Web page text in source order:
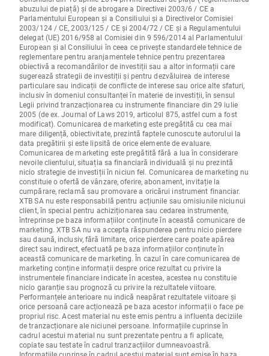
abuzului de piață) și de abrogare a Directivei 2003/6 / CE a
Parlamentului European și a Consiliului și a Directivelor Comisiei
2003/124 / CE, 2003/125 / CE și 2004/72 / CE și a Regulamentului
delegat (UE) 2016/958 al Comisiei din 9 596/2014 al Parlamentului
European și al Consiliului în ceea ce privește standardele tehnice de
reglementare pentru aranjamentele tehnice pentru prezentarea
obiectivă a recomandărilor de investiții sau a altor informații care
sugerează strategii de investiții și pentru dezvăluirea de interese
particulare sau indicații de conflicte de interese sau orice alte sfaturi,
inclusiv în domeniul consultanței în materie de investiții, în sensul
Legii privind tranzacționarea cu instrumente financiare din 29 iulie
2005 (de ex. Journal of Laws 2019, articolul 875, astfel cum a fost
modificat). Comunicarea de marketing este pregătită cu cea mai
mare diligență, obiectivitate, prezintă faptele cunoscute autorului la
data pregătirii și este lipsită de orice elemente de evaluare.
Comunicarea de marketing este pregătită fără a lua în considerare
nevoile clientului, situația sa financiară individuală și nu prezintă
nicio strategie de investiții în niciun fel. Comunicarea de marketing nu
constituie o ofertă de vânzare, oferire, abonament, invitație la
cumpărare, reclamă sau promovare a oricărui instrument financiar.
XTB SA nu este responsabilă pentru acțiunile sau omisiunile niciunui
client, în special pentru achiziționarea sau cedarea instrumente,
întreprinse pe baza informațiilor conținute în această comunicare de
marketing. XTB SA nu va accepta răspunderea pentru nicio pierdere
sau daună, inclusiv, fără limitare, orice pierdere care poate apărea
direct sau indirect, efectuată pe baza informațiilor conținute în
această comunicare de marketing. În cazul în care comunicarea de
marketing conține informații despre orice rezultat cu privire la
instrumentele financiare indicate în acestea, acestea nu constituie
nicio garanție sau prognoză cu privire la rezultatele viitoare.
Performanțele anterioare nu indică neapărat rezultatele viitoare și
orice persoană care acționează pe baza acestor informații o face pe
propriul risc. Acest material nu este emis pentru a influenta deciziile
de tranzacționare ale niciunei persoane. Informațiile cuprinse în
cadrul acestui material nu sunt prezentate pentru a fi aplicate,
copiate sau testate în cadrul tranzacțiilor dumneavoastră.